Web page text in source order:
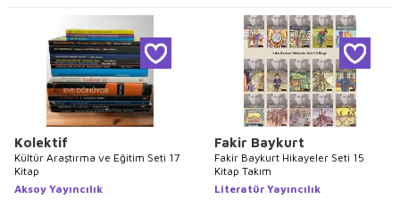
Kolektif
Kültür Araştırma ve Eğitim Seti 17
Kitap
Aksoy Yayıncılık
Fakir Baykurt
Fakir Baykurt Hikayeler Seti 15
Kitap Takım
Literatür Yayıncılık